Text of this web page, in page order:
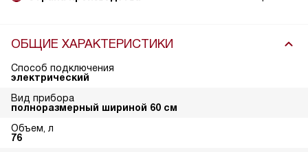
ОБЩИЕ ХАРАКТЕРИСТИКИ
Способ подключения
электрический
Вид прибора
полноразмерный шириной 60 см
Объем, л
76